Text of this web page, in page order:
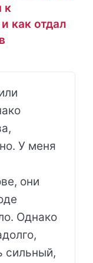
к
как отдал
У меня
они
Однако
сильный,